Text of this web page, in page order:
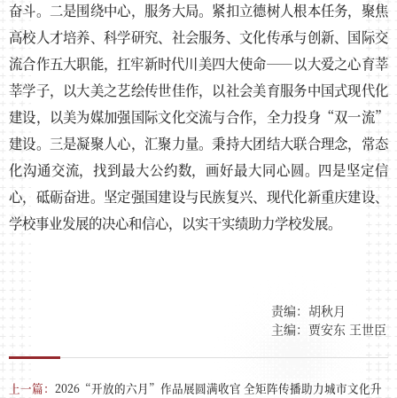
奋斗。二是围绕中心，服务大局。紧扣立德树人根本任务，聚焦
高校人才培养、科学研究、社会服务、文化传承与创新、国际交
流合作五大职能，扛牢新时代川美四大使命——以大爱之心育莘
莘学子，以大美之艺绘传世佳作，以社会美育服务中国式现代化
建设，以美为媒加强国际文化交流与合作，全力投身“双一流”
建设。三是凝聚人心，汇聚力量。秉持大团结大联合理念，常态
化沟通交流，找到最大公约数，画好最大同心圆。四是坚定信
心，砥砺奋进。坚定强国建设与民族复兴、现代化新重庆建设、
学校事业发展的决心和信心，以实干实绩助力学校发展。
责编：胡秋月
主编：贾安东 王世臣
上一篇： 2026“开放的六月”作品展圆满收官 全矩阵传播助力城市文化升